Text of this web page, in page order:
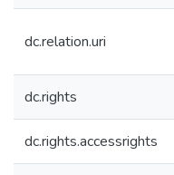
dc.relation.uri
dc.rights
dc.rights.accessrights